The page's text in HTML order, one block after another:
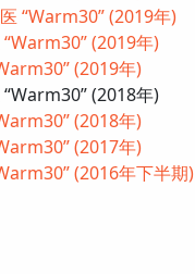
“Warm30” (2019年)
(2019年)
(2019年)
(2018年)
(2018年)
(2017年)
(2016年下半期)